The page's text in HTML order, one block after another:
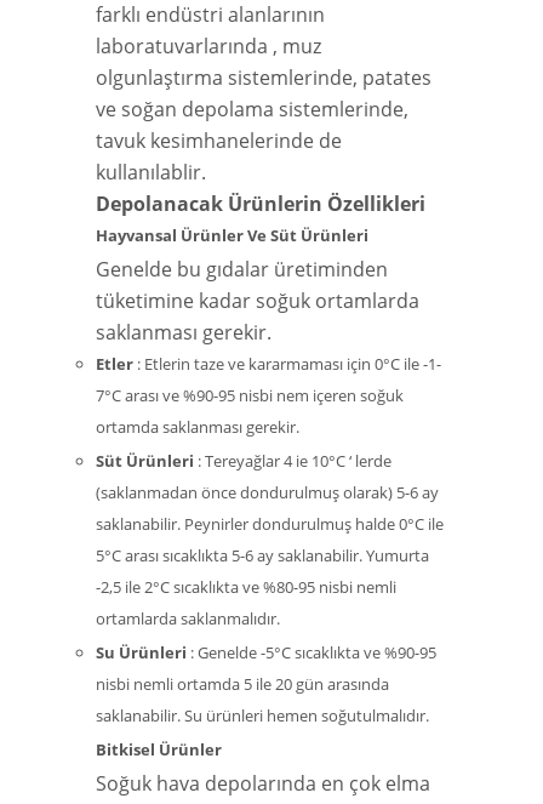
farklı endüstri alanlarının
laboratuvarlarında , muz
olgunlaştırma sistemlerinde, patates
ve soğan depolama sistemlerinde,
tavuk kesimhanelerinde de
kullanılablir.
Depolanacak Ürünlerin Özellikleri
Hayvansal Ürünler Ve Süt Ürünleri
Genelde bu gıdalar üretiminden
tüketimine kadar soğuk ortamlarda
saklanması gerekir.
Etler : Etlerin taze ve kararmaması için 0°C ile -1-
7°C arası ve %90-95 nisbi nem içeren soğuk
ortamda saklanması gerekir.
Süt Ürünleri : Tereyağlar 4 ie 10°C ‘ lerde
(saklanmadan önce dondurulmuş olarak) 5-6 ay
saklanabilir. Peynirler dondurulmuş halde 0°C ile
5°C arası sıcaklıkta 5-6 ay saklanabilir. Yumurta
-2,5 ile 2°C sıcaklıkta ve %80-95 nisbi nemli
ortamlarda saklanmalıdır.
Su Ürünleri : Genelde -5°C sıcaklıkta ve %90-95
nisbi nemli ortamda 5 ile 20 gün arasında
saklanabilir. Su ürünleri hemen soğutulmalıdır.
Bitkisel Ürünler
Soğuk hava depolarında en çok elma